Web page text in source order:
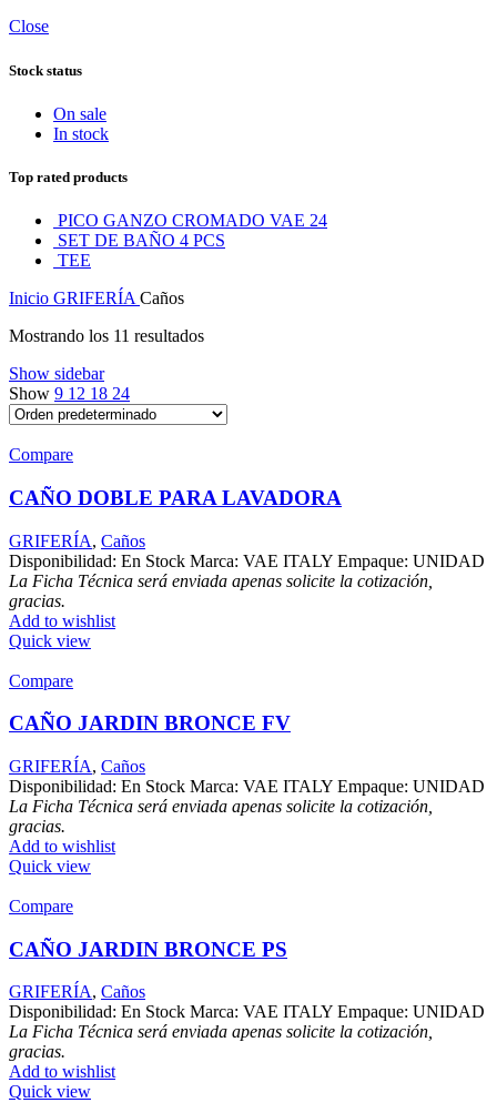
Close
Stock status
On sale
In stock
Top rated products
PICO GANZO CROMADO VAE 24
SET DE BAÑO 4 PCS
TEE
Inicio GRIFERÍA Caños
Mostrando los 11 resultados
Show sidebar
Show 9 12 18 24
Compare
CAÑO DOBLE PARA LAVADORA
GRIFERÍA, Caños
Disponibilidad: En Stock Marca: VAE ITALY Empaque: UNIDAD
La Ficha Técnica será enviada apenas solicite la cotización,
gracias.
Add to wishlist
Quick view
Compare
CAÑO JARDIN BRONCE FV
GRIFERÍA, Caños
Disponibilidad: En Stock Marca: VAE ITALY Empaque: UNIDAD
La Ficha Técnica será enviada apenas solicite la cotización,
gracias.
Add to wishlist
Quick view
Compare
CAÑO JARDIN BRONCE PS
GRIFERÍA, Caños
Disponibilidad: En Stock Marca: VAE ITALY Empaque: UNIDAD
La Ficha Técnica será enviada apenas solicite la cotización,
gracias.
Add to wishlist
Quick view